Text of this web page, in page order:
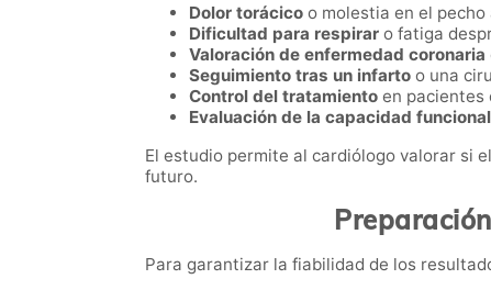
Dolor torácico o molestia en el
Dificultad para respirar o fatiga
Valoración de enfermedad coronaria
Seguimiento tras un infarto o una
Control del tratamiento en pacientes
Evaluación de la capacidad funcional
El estudio permite al cardiólogo valorar si
futuro.
Para garantizar la fiabilidad de los